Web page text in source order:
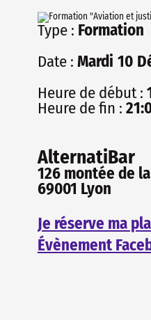
Type : Formation
Date : Mardi 10
Heure de début :
Heure de fin :
AlternatiBar
126 montée de
69001 Lyon
Je réserve ma
Évènement